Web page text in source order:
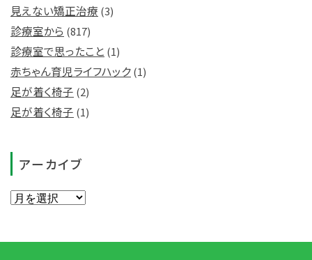
見えない矯正治療 (3)
診療室から (817)
診療室で思ったこと (1)
赤ちゃん育児ライフハック(1)
足が着く椅子 (2)
足が着く椅子 (1)
アーカイブ